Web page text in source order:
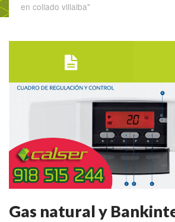
en collado villalba"
Gas natural y